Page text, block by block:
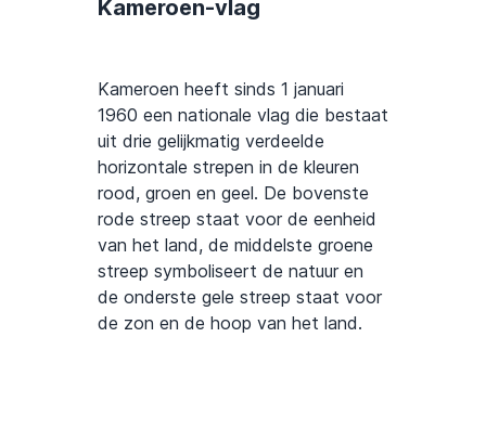
Kameroen-vlag
Kameroen heeft sinds 1 januari
1960 een nationale vlag die bestaat
uit drie gelijkmatig verdeelde
horizontale strepen in de kleuren
rood, groen en geel. De bovenste
rode streep staat voor de eenheid
van het land, de middelste groene
streep symboliseert de natuur en
de onderste gele streep staat voor
de zon en de hoop van het land.